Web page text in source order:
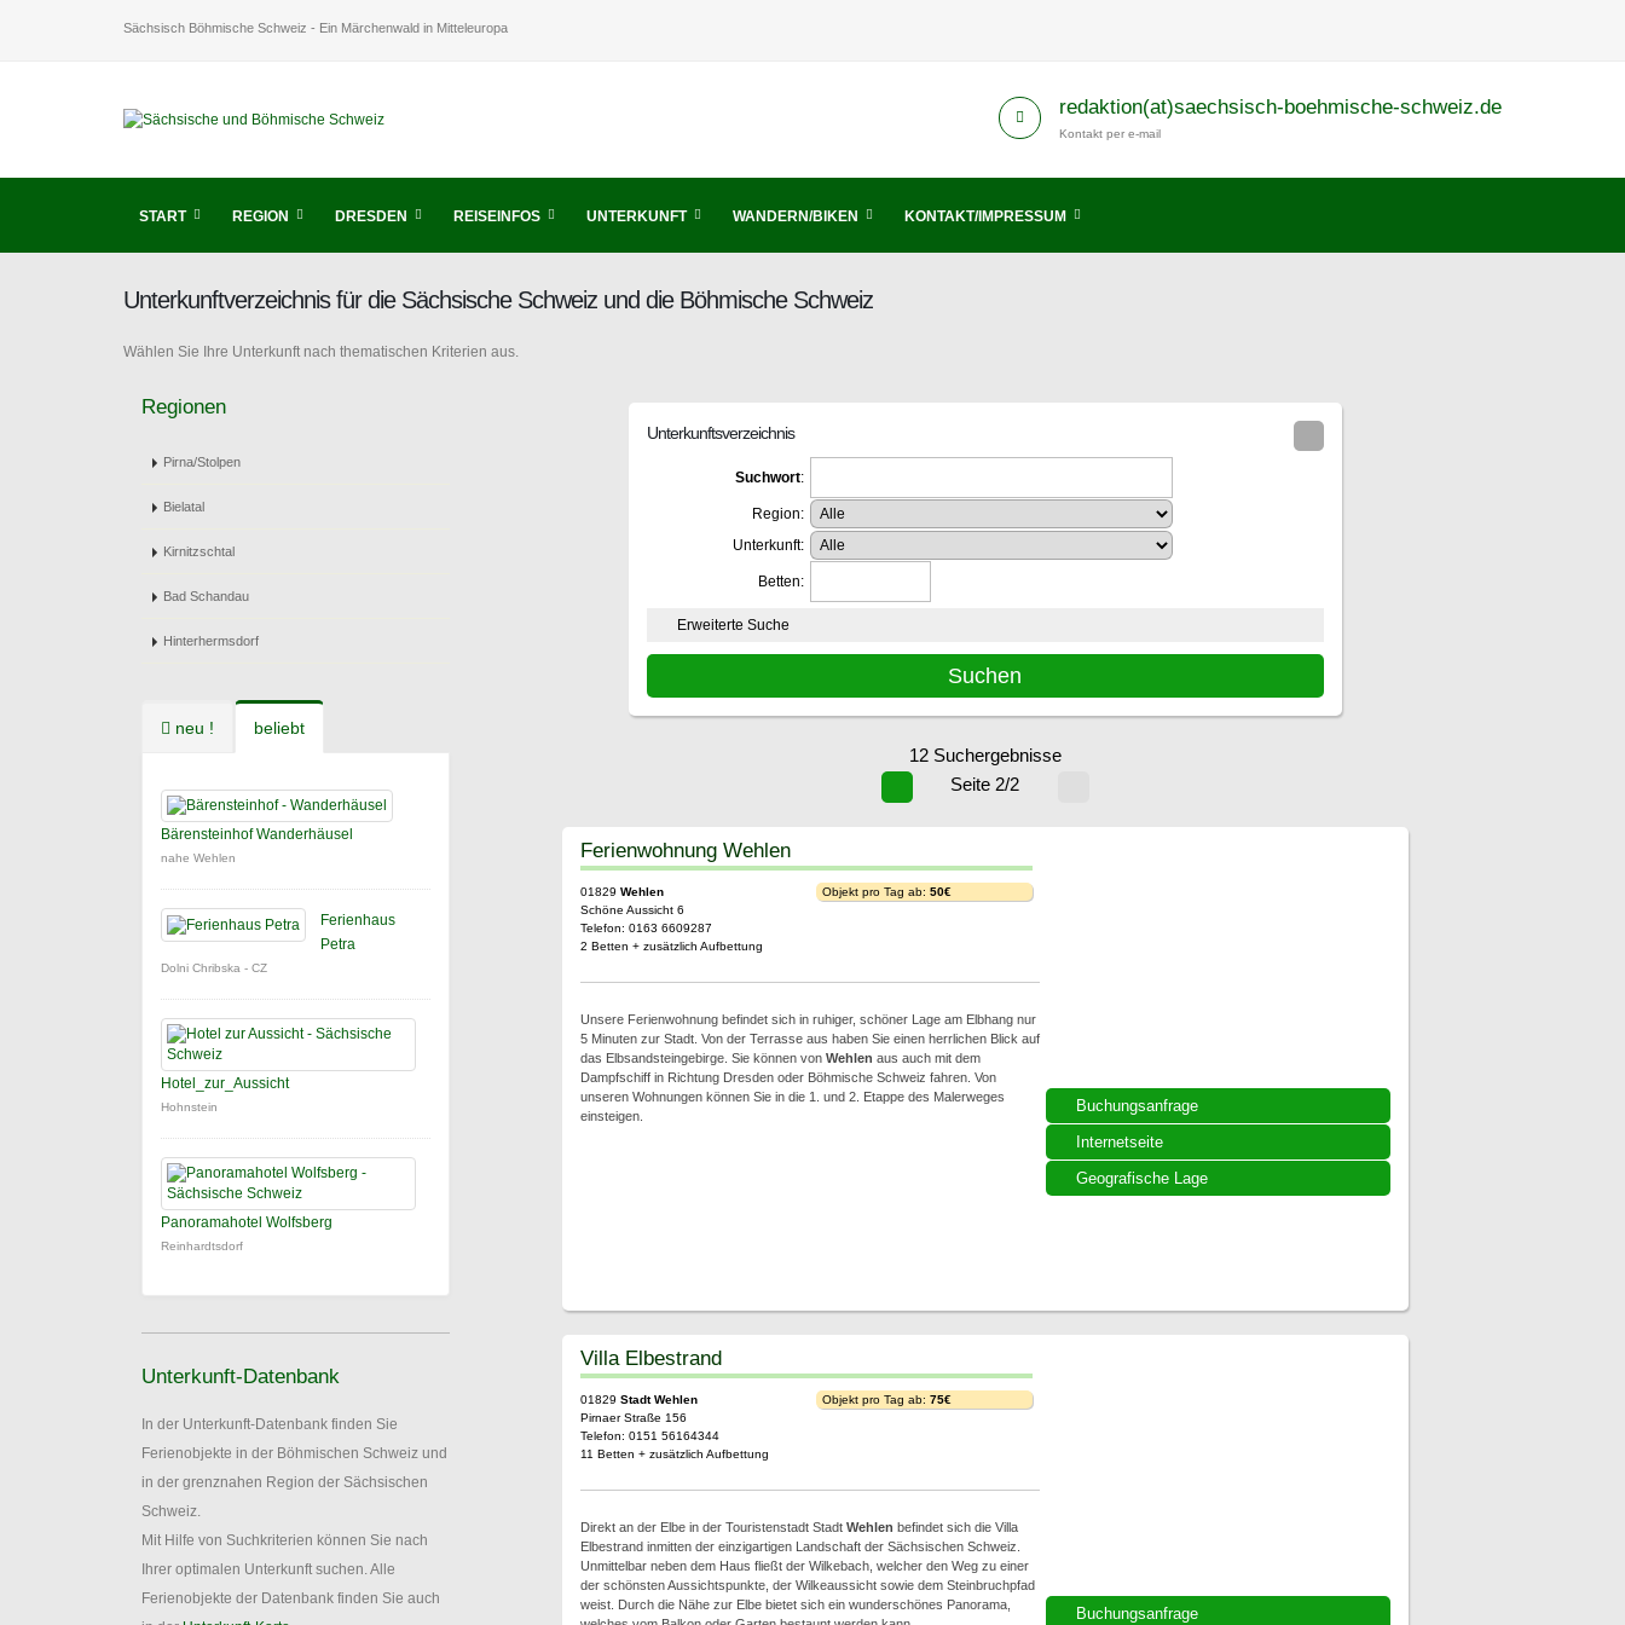
Sächsisch Böhmische Schweiz - Ein Märchenwald in Mitteleuropa
redaktion(at)saechsisch-boehmische-schweiz.de
Kontakt per e-mail
START REGION DRESDEN REISEINFOS UNTERKUNFT WANDERN/BIKEN KONTAKT/IMPRESSUM
Unterkunftverzeichnis für die Sächsische Schweiz und die Böhmische Schweiz
Wählen Sie Ihre Unterkunft nach thematischen Kriterien aus.
Regionen
Pirna/Stolpen
Bielatal
Kirnitzschtal
Bad Schandau
Hinterhermsdorf
neu ! beliebt
Bärensteinhof Wanderhäusel
nahe Wehlen
Ferienhaus
Petra
Dolni Chribska - CZ
Hotel_zur_Aussicht
Hohnstein
Panoramahotel Wolfsberg
Reinhardtsdorf
Unterkunft-Datenbank
In der Unterkunft-Datenbank finden Sie
Ferienobjekte in der Böhmischen Schweiz und
in der grenznahen Region der Sächsischen
Schweiz.
Mit Hilfe von Suchkriterien können Sie nach
Ihrer optimalen Unterkunft suchen. Alle
Ferienobjekte der Datenbank finden Sie auch
Unterkunftsverzeichnis
Suchwort:
Region:
Unterkunft:
Betten:
Erweiterte Suche
12 Suchergebnisse
Seite 2/2
Buchungsanfrage
Internetseite
Geografische Lage
Ferienwohnung Wehlen
01829 Wehlen
Schöne Aussicht 6
Telefon: 0163 6609287
2 Betten + zusätzlich Aufbettung
Objekt pro Tag ab: 50€
Unsere Ferienwohnung befindet sich in ruhiger, schöner Lage am Elbhang nur
5 Minuten zur Stadt. Von der Terrasse aus haben Sie einen herrlichen Blick auf
das Elbsandsteingebirge. Sie können von Wehlen aus auch mit dem
Dampfschiff in Richtung Dresden oder Böhmische Schweiz fahren. Von
unseren Wohnungen können Sie in die 1. und 2. Etappe des Malerweges
einsteigen.
Buchungsanfrage
Villa Elbestrand
01829 Stadt Wehlen
Pirnaer Straße 156
Telefon: 0151 56164344
11 Betten + zusätzlich Aufbettung
Objekt pro Tag ab: 75€
Direkt an der Elbe in der Touristenstadt Stadt Wehlen befindet sich die Villa
Elbestrand inmitten der einzigartigen Landschaft der Sächsischen Schweiz.
Unmittelbar neben dem Haus fließt der Wilkebach, welcher den Weg zu einer
der schönsten Aussichtspunkte, der Wilkeaussicht sowie dem Steinbruchpfad
weist. Durch die Nähe zur Elbe bietet sich ein wunderschönes Panorama,